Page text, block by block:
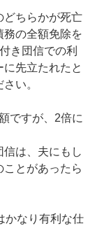
どちらかが死亡
務の全額免除を
き団信での利
先立たれたと
い。
ですが、2倍に
は、夫にもし
ことがあったら
かなり有利な仕